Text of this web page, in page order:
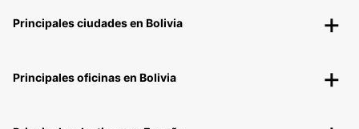
Principales ciudades en Bolivia
Principales oficinas en Bolivia